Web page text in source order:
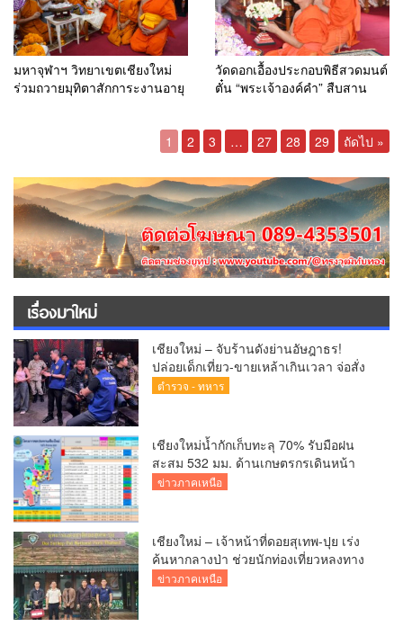
มหาจุฬาฯ วิทยาเขตเชียงใหม่
ร่วมถวายมุทิตาสักการะงานอายุ
วัดดอกเอื้องประกอบพิธีสวดมนต์
ตั๋น “พระเจ้าองค์คำ” สืบสาน
1
2 3 … 27 28 29 ถัดไป »
เรื่องมาใหม่
เชียงใหม่ – จับร้านดังย่านอัษฎาธร!
ปล่อยเด็กเที่ยว-ขายเหล้าเกินเวลา จ่อสั่ง
ปิด 5 ปี
ตำรวจ - ทหาร
เชียงใหม่น้ำกักเก็บทะลุ 70% รับมือฝน
สะสม 532 มม. ด้านเกษตรกรเดินหน้า
เพาะปลูกแล้วกว่า 2.7 แสนไร่
ข่าวภาคเหนือ
เชียงใหม่ – เจ้าหน้าที่ดอยสุเทพ-ปุย เร่ง
ค้นหากลางป่า ช่วยนักท่องเที่ยวหลงทาง
ส่งกลับอ้อมกอดครอบครัวปลอดภัย
ข่าวภาคเหนือ